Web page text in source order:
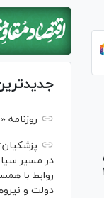
روزنامه
در مسیر
روابط با
دولت و